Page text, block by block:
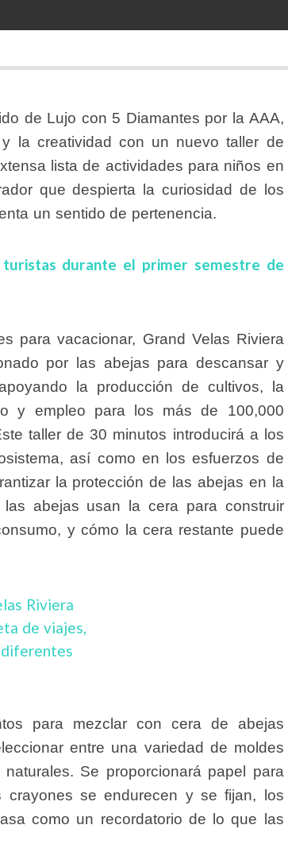
de Lujo con 5 Diamantes por la AAA,
la creatividad con un nuevo taller de
lista de actividades para niños en
que despierta la curiosidad de los
un sentido de pertenencia.
turistas durante el primer semestre de
para vacacionar, Grand Velas Riviera
por las abejas para descansar y
la producción de cultivos, la
y empleo para los más de 100,000
taller de 30 minutos introducirá a los
así como en los esfuerzos de
la protección de las abejas en la
las abejas usan la cera para construir
y cómo la cera restante puede
para mezclar con cera de abejas
entre una variedad de moldes
Se proporcionará papel para
se endurecen y se fijan, los
como un recordatorio de lo que las